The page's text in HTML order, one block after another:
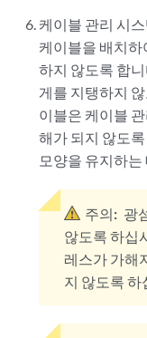
케이블 관리 시
케이블을 배치하
하지 않도록 합
게를 지탱하지
이블은 케이블
해가 되지 않도
모양을 유지하
주의: 광
않도록 하십
레스가 가해
지 않도록 하